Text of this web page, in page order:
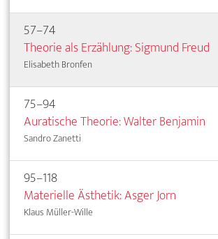
57–74
Theorie als Erzählung: Sigmund Freud
Elisabeth Bronfen
75–94
Auratische Theorie: Walter Benjamin
Sandro Zanetti
95–118
Materielle Ästhetik: Asger Jorn
Klaus Müller-Wille